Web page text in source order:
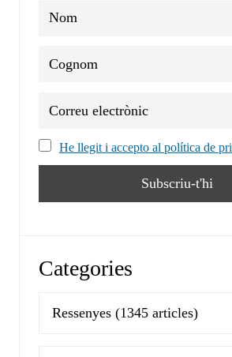
He llegit i accepto al política de
Categories
Ressenyes (1345 articles)